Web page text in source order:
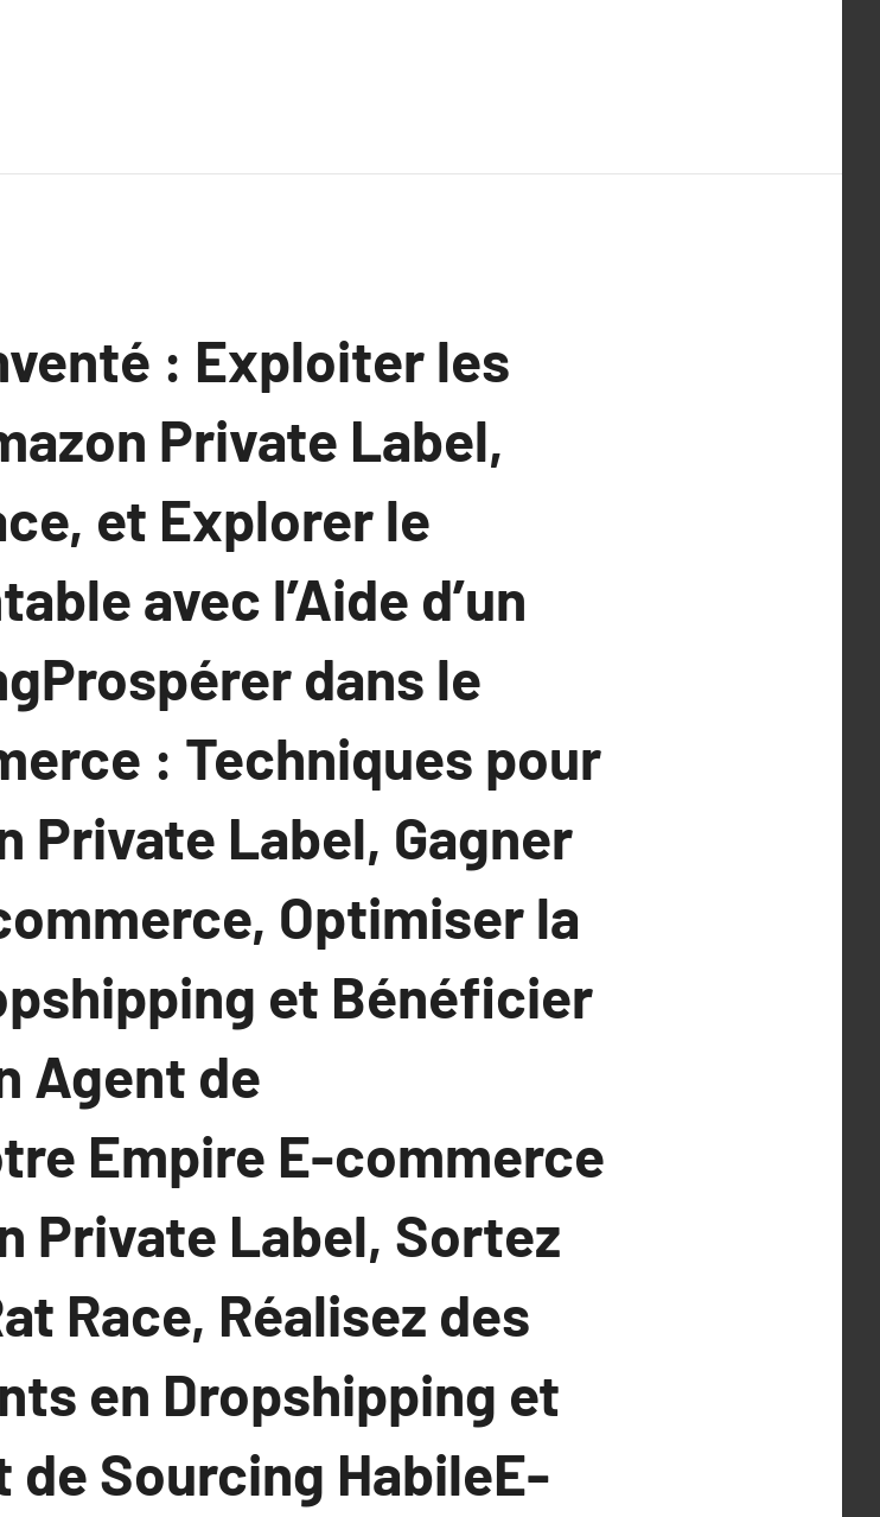
: Exploiter les
Private Label,
et Explorer le
avec l’Aide d’un
dans le
: Techniques pour
Private Label, Gagner
Optimiser la
et Bénéficier
Agent de
Empire E-commerce
Private Label, Sortez
Race, Réalisez des
en Dropshipping et
de Sourcing HabileE-